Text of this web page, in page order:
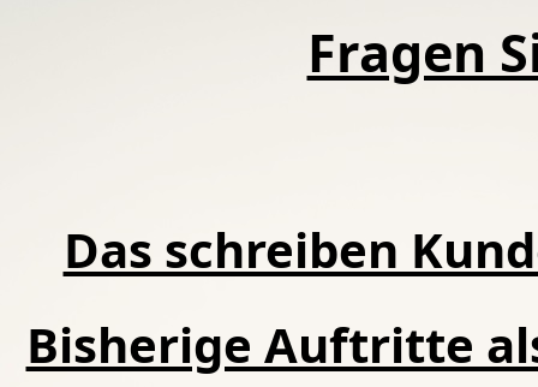
Fragen
Das schreiben
Bisherige Auftritte